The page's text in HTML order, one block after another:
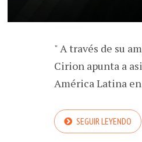
" A través de su
Cirion apunta a
América Latina
SEGUIR LEYENDO